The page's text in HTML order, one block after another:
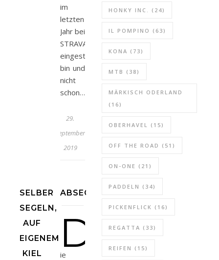
im
letzten
Jahr bei
STRAVA
eingestiegen
bin und
nicht
schon…
29.
September
2019
SELBER
SEGELN,
AUF
EIGENEM
KIEL
ABSEGELN
D
ie
HONKY INC. (24)
IL POMPINO (63)
KONA (73)
MTB (38)
MÄRKISCH ODERLAND
(16)
OBERHAVEL (15)
OFF THE ROAD (51)
ON-ONE (21)
PADDELN (34)
PICKENFLICK (16)
REGATTA (33)
REIFEN (15)